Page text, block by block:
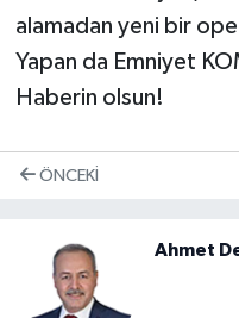
alamadan yeni bir
Yapan da Emniyet
Haberin olsun!
ÖNCEKI
Ahmet